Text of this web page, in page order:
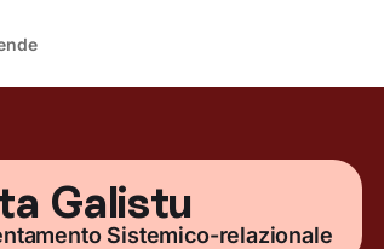
Galistu
Sistemico-relazionale